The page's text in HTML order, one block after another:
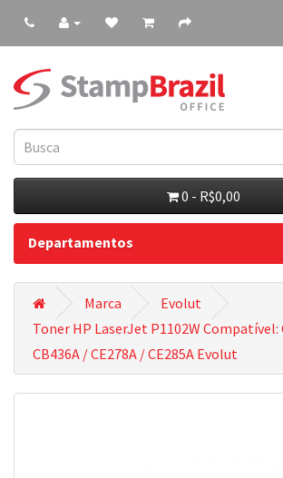
0 - R$0,00
Departamentos
Marca
Evolut
Toner HP LaserJet P1102W Compatível:
CB436A / CE278A / CE285A Evolut